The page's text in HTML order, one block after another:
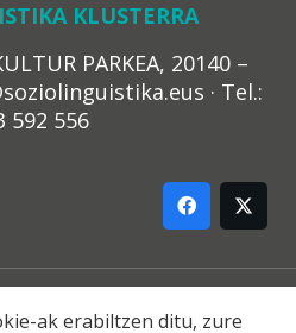
KLUSTERRA
PARKEA, 20140 –
· Tel.:
592 556
POLITIKA
ak erabiltzen ditu, zure